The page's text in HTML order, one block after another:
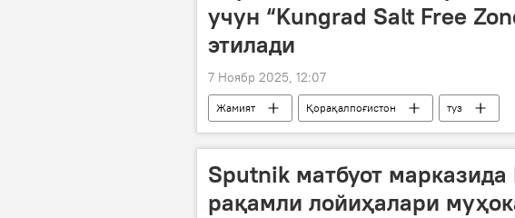
учун “Kungrad Salt Free
этилади
7 Ноябр 2025, 12:07
Жамият Қорақалпоғистон туз
Sputnik матбуот
рақамли лойиҳалари